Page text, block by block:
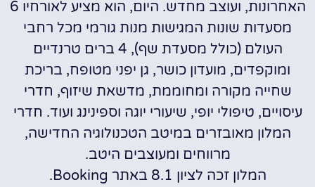
האחרונות, ועוצב מחדש. היום, הוא מציע לאורחיו 6
מסעדות שונות המגישות מנות גורמי מכל רחבי
העולם (כולל מסעדת שף), 4 ברים טרנדיים
ומוקפדים, מועדון כושר, גן יפני מטופח, בריכת
שחייה מקורה ומחוממת, מדשאת שיזוף, חדרי
עיסויים, טיפולי יופי, שיעורי יוגה וספינינג ועוד. חדרי
המלון מאובזרים במיטב הטכנולוגיה החדישה,
מרווחים ומעוצבים היטב.
המלון זכה לציון 8.1 באתר Booking.